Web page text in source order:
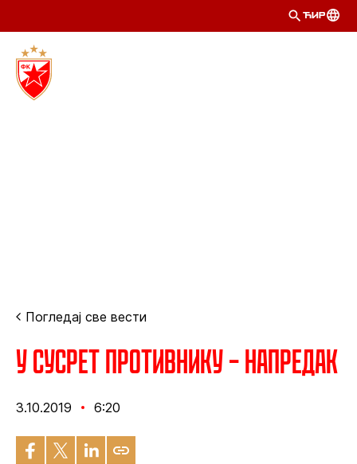
ЋИР
Погледај све вести
У сусрет противнику – Напредак
3.10.2019 6:20